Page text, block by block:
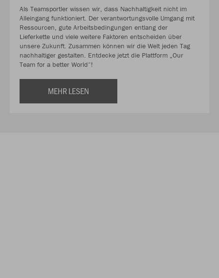
Als Teamsportler wissen wir, dass Nachhaltigkeit nicht im
Alleingang funktioniert. Der verantwortungsvolle Umgang mit
Ressourcen, gute Arbeitsbedingungen entlang der
Lieferkette und viele weitere Faktoren entscheiden über
unsere Zukunft. Zusammen können wir die Welt jeden Tag
nachhaltiger gestalten. Entdecke jetzt die Plattform „Our
Team for a better World“!
MEHR LESEN